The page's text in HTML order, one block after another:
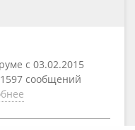
с 03.02.2015
сообщений